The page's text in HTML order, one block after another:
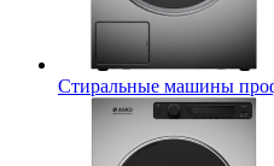
Стиральные машины